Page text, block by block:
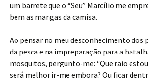
um barrete que o “Seu” Marcílio me
bem as mangas da camisa.
Ao pensar no meu desconhecimento dos
da pesca e na impreparação para a
mosquitos, pergunto-me: “Que raio
será melhor ir-me embora? Ou ficar